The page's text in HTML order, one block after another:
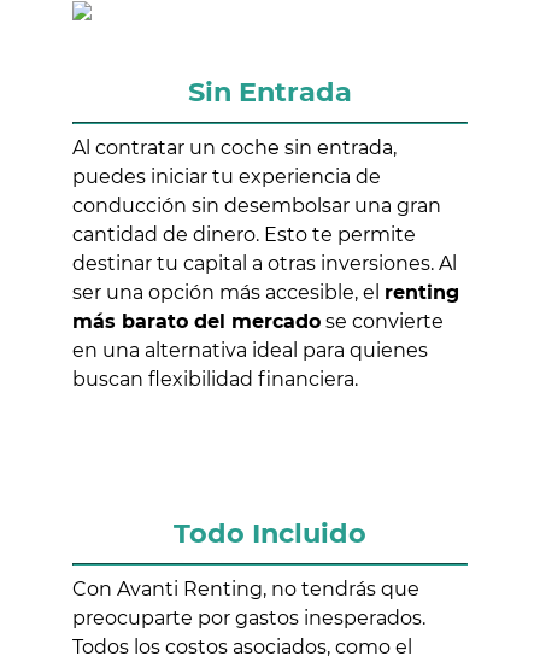
Sin Entrada
Al contratar un coche sin entrada,
puedes iniciar tu experiencia de
conducción sin desembolsar una gran
cantidad de dinero. Esto te permite
destinar tu capital a otras inversiones. Al
ser una opción más accesible, el renting
más barato del mercado se convierte
en una alternativa ideal para quienes
buscan flexibilidad financiera.
Todo Incluido
Con Avanti Renting, no tendrás que
preocuparte por gastos inesperados.
Todos los costos asociados, como el